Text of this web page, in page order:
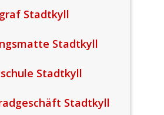
Stadtkyll
Stadtkyll
Stadtkyll
Stadtkyll